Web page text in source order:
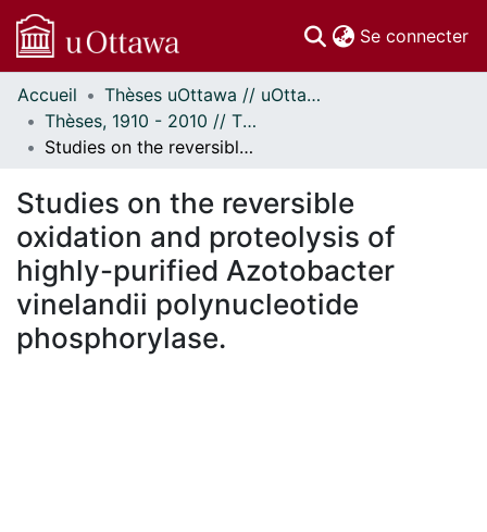
Se connecter
Communautés
et collections
Parcourir
À propos
Accueil
Thèses uOttawa // uOttawa Theses
Thèses, 1910 - 2010 // Theses, 1910 - 2010
Studies on the reversible oxidation and proteolysis of highly-purified Azotobacter vinelandii polynucleotide phosphorylase.
Studies on the reversible
oxidation and proteolysis of
highly-purified Azotobacter
vinelandii polynucleotide
phosphorylase.